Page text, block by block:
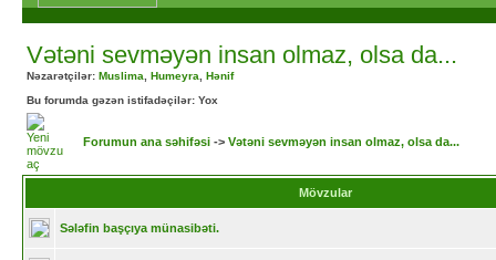
Vətəni sevməyən insan olmaz, olsa da...
Nəzarətçilər: Muslima Humeyra
Hənif
Bu forumda gəzən istifadəçilər: Yox
Forumun ana səhifəsi -> Vətəni sevməyən insan olmaz, olsa da...
Mövzular
Sələfin başçıya münasibəti.